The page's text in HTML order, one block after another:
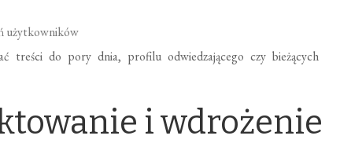
użytkowników
treści do pory dnia, profilu odwiedzającego czy bieżących
i wdrożenie